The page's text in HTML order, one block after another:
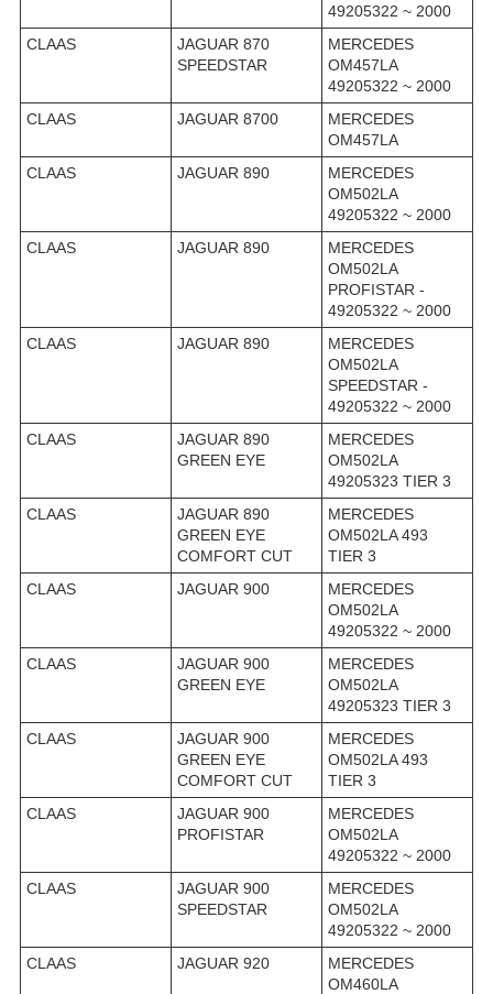
49205322 ~ 2000
CLAAS
JAGUAR 870
SPEEDSTAR
MERCEDES
OM457LA
49205322 ~ 2000
CLAAS
JAGUAR 8700
MERCEDES
OM457LA
CLAAS
JAGUAR 890
MERCEDES
OM502LA
49205322 ~ 2000
CLAAS
JAGUAR 890
MERCEDES
OM502LA
PROFISTAR -
49205322 ~ 2000
CLAAS
JAGUAR 890
MERCEDES
OM502LA
SPEEDSTAR -
49205322 ~ 2000
CLAAS
JAGUAR 890
GREEN EYE
MERCEDES
OM502LA
49205323 TIER 3
CLAAS
JAGUAR 890
GREEN EYE
COMFORT CUT
MERCEDES
OM502LA 493
TIER 3
CLAAS
JAGUAR 900
MERCEDES
OM502LA
49205322 ~ 2000
CLAAS
JAGUAR 900
GREEN EYE
MERCEDES
OM502LA
49205323 TIER 3
CLAAS
JAGUAR 900
GREEN EYE
COMFORT CUT
MERCEDES
OM502LA 493
TIER 3
CLAAS
JAGUAR 900
PROFISTAR
MERCEDES
OM502LA
49205322 ~ 2000
CLAAS
JAGUAR 900
SPEEDSTAR
MERCEDES
OM502LA
49205322 ~ 2000
CLAAS
JAGUAR 920
MERCEDES
OM460LA